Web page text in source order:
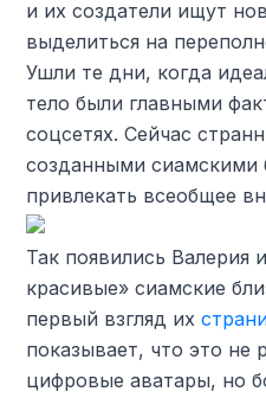
и их создатели ищут
выделиться на
Ушли те дни, когда
тело были главными
соцсетях. Сейчас
созданными сиамскими
привлекать всеобщее
Так появились
красивые» сиамские
первый взгляд их
показывает, что это не
цифровые аватары, но